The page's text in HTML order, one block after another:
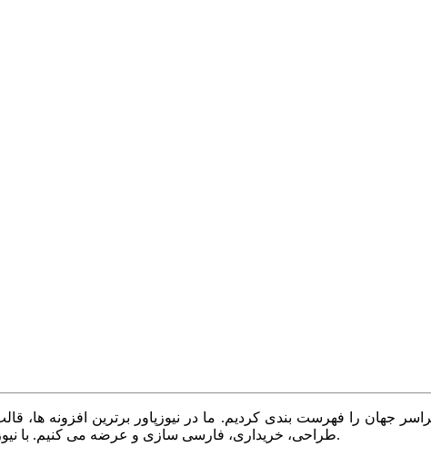
را فهرست بندی کردیم. ما در نیوزپاور برترین افزونه ها،
طراحی، خریداری، فارسی سازی و عرضه می کنیم. با نیوزپاور همیشه وب سایت خود را بروز و پویا نگه دارید.